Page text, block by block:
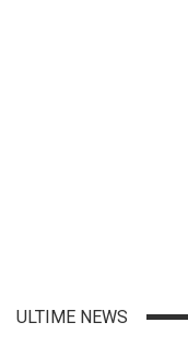
ULTIME NEWS